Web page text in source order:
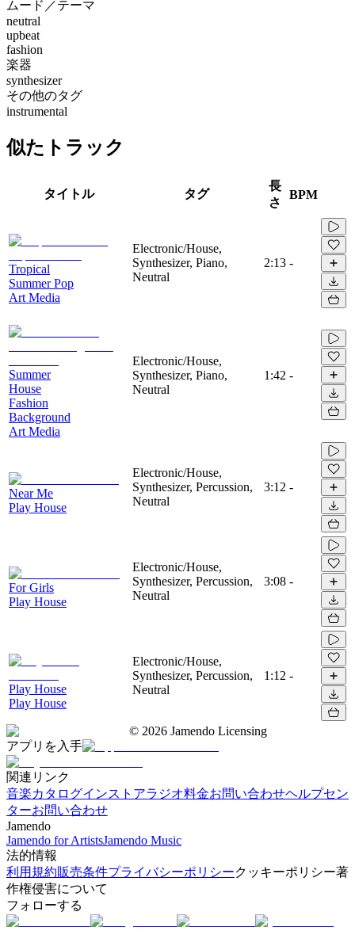
ムード／テーマ
neutral
upbeat
fashion
楽器
synthesizer
その他のタグ
instrumental
似たトラック
タイトル タグ
長
さ
BPM
Tropical
Summer Pop
Art Media
Electronic/House,
Synthesizer, Piano,
Neutral
2:13 -
Summer
House
Fashion
Background
Art Media
Electronic/House,
Synthesizer, Piano,
Neutral
1:42 -
Near Me
Play House
Electronic/House,
Synthesizer, Percussion,
Neutral
3:12 -
For Girls
Play House
Electronic/House,
Synthesizer, Percussion,
Neutral
3:08 -
Play House
Play House
Electronic/House,
Synthesizer, Percussion,
Neutral
1:12 -
© 2026 Jamendo Licensing
アプリを入手
関連リンク
音楽カタログインストアラジオ料金お問い合わせヘルプセン
ターお問い合わせ
Jamendo
Jamendo for ArtistsJamendo Music
法的情報
利用規約販売条件プライバシーポリシークッキーポリシー著
作権侵害について
フォローする